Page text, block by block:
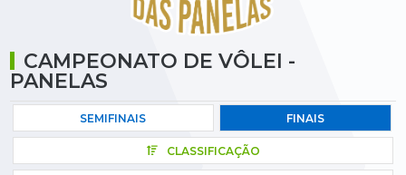
CAMPEONATO DE VÔLEI -
PANELAS
SEMIFINAIS FINAIS
CLASSIFICAÇÃO